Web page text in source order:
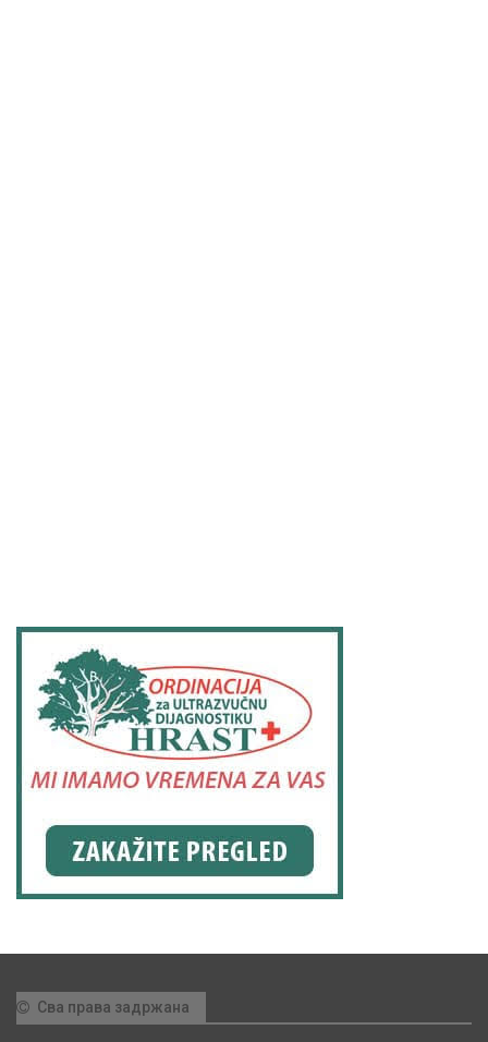
Сва права задржана